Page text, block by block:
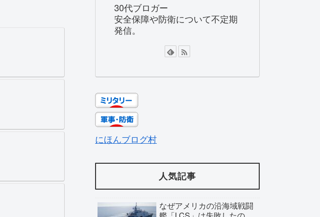
30代ブロガー
安全保障や防衛について不定期
発信。
にほんブログ村
人気記事
なぜアメリカの沿海域戦闘